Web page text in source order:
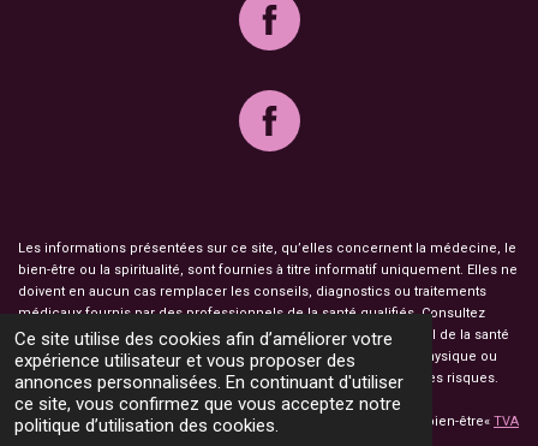
Ce site utilise des cookies afin d’améliorer votre
expérience utilisateur et vous proposer des
annonces personnalisées. En continuant d'utiliser
ce site, vous confirmez que vous acceptez notre
politique d’utilisation des cookies.
Les informations présentées sur ce site, qu’elles concernent la médecine, le
bien-être ou la spiritualité, sont fournies à titre informatif uniquement. Elles ne
doivent en aucun cas remplacer les conseils, diagnostics ou traitements
médicaux fournis par des professionnels de la santé qualifiés. Consultez
toujours un médecin, un psychologue ou un autre professionnel de la santé
pour toute question ou préoccupation concernant votre santé physique ou
mentale. L’utilisation des informations de ce site est à vos propres risques.
© 2023 Atelier Champ Fileux Orgonites, objets décoration et de bien-être« TVA